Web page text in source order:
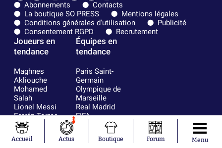
Abonnements
Contacts
La boutique SO PRESS
Mentions légales
Conditions générales d'utilisation
Publicité
Consentement RGPD
Recrutement
Joueurs en
tendance
Maghnes
Akliouche
Mohamed
Salah
Lionel Messi
Ferrán Torres
Kilian Corredor
Franco
Mastantuono
Équipes en
tendance
Paris Saint-
Germain
Olympique de
Marseille
Real Madrid
FIFA
Olympique
AS Monaco
Accueil
0
Actus Boutique Forum Menu